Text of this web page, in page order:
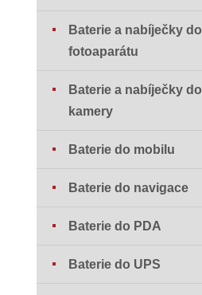
Baterie a nabíječky do
fotoaparátu
Baterie a nabíječky do
kamery
Baterie do mobilu
Baterie do navigace
Baterie do PDA
Baterie do UPS